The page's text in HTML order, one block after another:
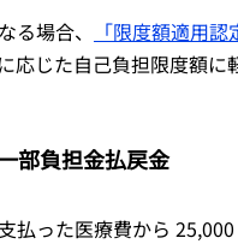
る場合、 「限度額適用認
応じた自己負担限度額に
部負担金払戻金
払った医療費から